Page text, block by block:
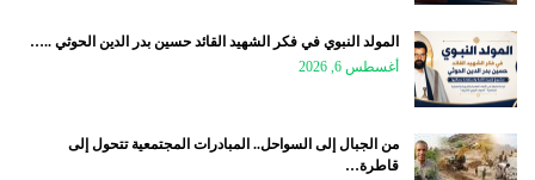
المولد النبوي في فكر الشهيد القائد حسين بدر الدين الحوثي ..…
أغسطس 6, 2026
من الجبال إلى السواحل.. المبادرات المجتمعية تتحول إلى
قاطرة…